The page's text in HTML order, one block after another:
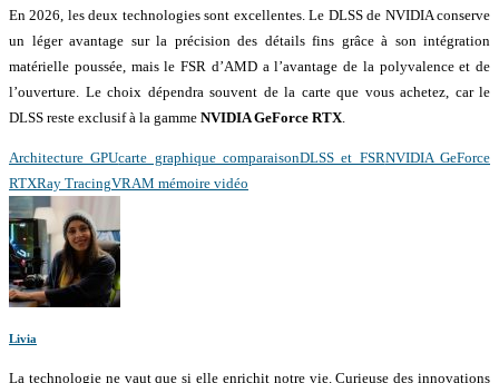
En 2026, les deux technologies sont excellentes. Le DLSS de NVIDIA conserve
un léger avantage sur la précision des détails fins grâce à son intégration
matérielle poussée, mais le FSR d’AMD a l’avantage de la polyvalence et de
l’ouverture. Le choix dépendra souvent de la carte que vous achetez, car le
DLSS reste exclusif à la gamme NVIDIA GeForce RTX
Architecture GPUcarte graphique comparaisonDLSS et FSRNVIDIA GeForce
RTXRay TracingVRAM mémoire vidéo
Livia
La technologie ne vaut que si elle enrichit notre vie. Curieuse des innovations